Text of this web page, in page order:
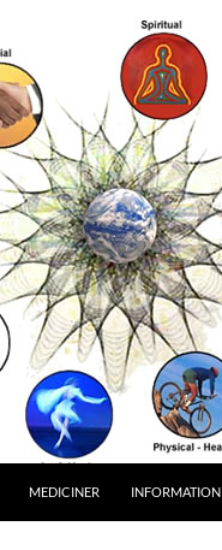
MEDICINER INFORMATION